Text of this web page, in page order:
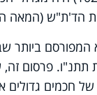
הד'ת"ש (המאה ה-
המפורסם ביותר
תתנ"ו. פרסום
חכמים גדולים